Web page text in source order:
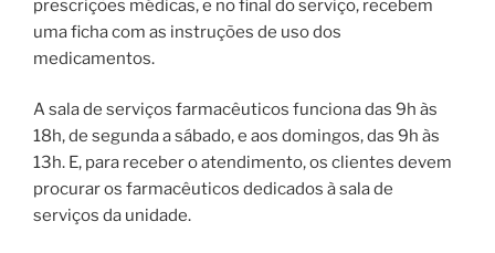
prescrições médicas, e no final do serviço, recebem
uma ficha com as instruções de uso dos
medicamentos.
A sala de serviços farmacêuticos funciona das 9h às
18h, de segunda a sábado, e aos domingos, das 9h às
13h. E, para receber o atendimento, os clientes devem
procurar os farmacêuticos dedicados à sala de
serviços da unidade.